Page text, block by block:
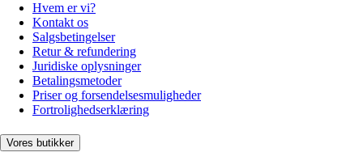
Hvem er vi?
Kontakt os
Salgsbetingelser
Retur & refundering
Juridiske oplysninger
Betalingsmetoder
Priser og forsendelsesmuligheder
Fortrolighedserklæring
Vores butikker